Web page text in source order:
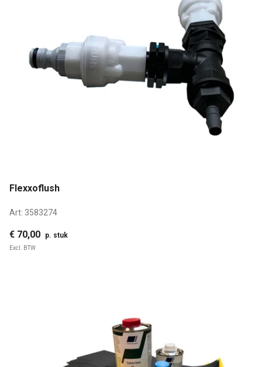
Flexxoflush
Art: 3583274
€ 70,00 p. stuk
Excl. BTW